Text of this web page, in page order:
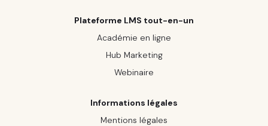
Plateforme LMS tout-en-un
Académie en ligne
Hub Marketing
Webinaire
Informations légales
Mentions légales